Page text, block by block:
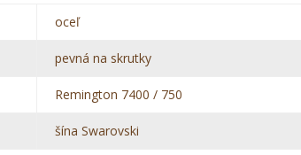
oceľ
pevná na skrutky
Remington 7400 / 750
šína Swarovski